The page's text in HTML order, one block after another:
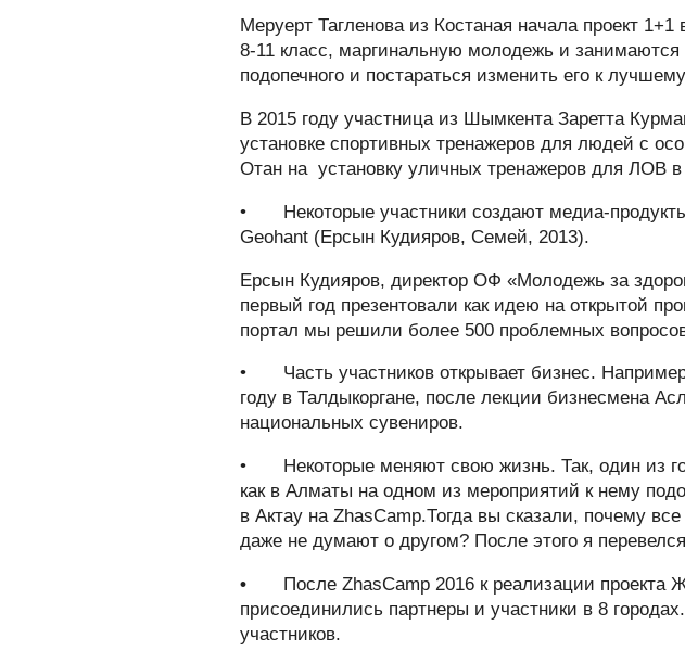
Меруерт Тагленова из Костаная начала проект
8-11 класс, маргинальную молодежь и
подопечного и постараться изменить его к
В 2015 году участница из Шымкента Заретта
установке спортивных тренажеров для людей с
Отан на установку уличных тренажеров для ЛОВ
•
Некоторые участники создают медиа-
Geohant (Ерсын Кудияров, Семей, 2013).
Ерсын Кудияров, директор ОФ «Молодежь за
первый год презентовали как идею на открытой
портал мы решили более 500 проблемных
•
Часть участников открывает бизнес.
году в Талдыкоргане, после лекции бизнесмена
национальных сувениров.
•
Некоторые меняют свою жизнь. Так, один из
как в Алматы на одном из мероприятий к нему
в Актау на ZhasCamp.Тогда вы сказали, почему
даже не думают о другом? После этого я
•
После ZhasCamp 2016 к реализации
присоединились партнеры и участники в 8
участников.